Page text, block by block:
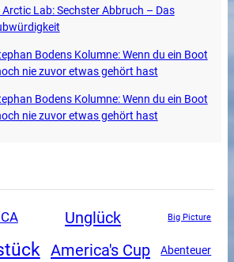
Lab: Sechster Abbruch – Das
Bodens Kolumne: Wenn du ein Boot
nie zuvor etwas gehört hast
Bodens Kolumne: Wenn du ein Boot
nie zuvor etwas gehört hast
Unglück Big Picture
America's Cup Abenteuer